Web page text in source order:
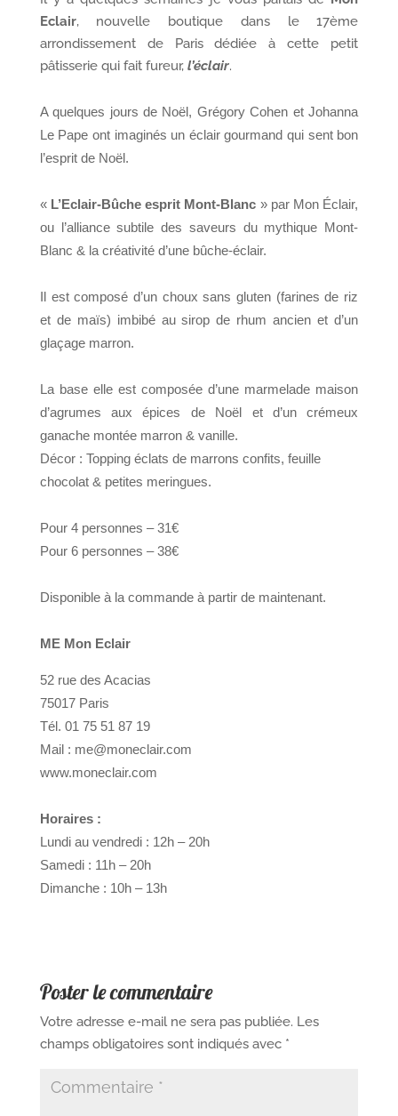
Eclair, nouvelle boutique dans le 17ème
arrondissement de Paris dédiée à cette petit
pâtisserie qui fait fureur, l’éclair.
A quelques jours de Noël, Grégory Cohen et Johanna
Le Pape ont imaginés un éclair gourmand qui sent bon
l’esprit de Noël.
« L’Eclair-Bûche esprit Mont-Blanc » par Mon Éclair,
ou l’alliance subtile des saveurs du mythique Mont-
Blanc & la créativité d’une bûche-éclair.
Il est composé d’un choux sans gluten (farines de riz
et de maïs) imbibé au sirop de rhum ancien et d’un
glaçage marron.
La base elle est composée d’une marmelade maison
d’agrumes aux épices de Noël et d’un crémeux
ganache montée marron & vanille.
Décor : Topping éclats de marrons confits, feuille
chocolat & petites meringues.
Pour 4 personnes – 31€
Pour 6 personnes – 38€
Disponible à la commande à partir de maintenant.
ME Mon Eclair
52 rue des Acacias
75017 Paris
Tél. 01 75 51 87 19
Mail : me@moneclair.com
www.moneclair.com
Horaires :
Lundi au vendredi : 12h – 20h
Samedi : 11h – 20h
Dimanche : 10h – 13h
Poster le commentaire
Votre adresse e-mail ne sera pas publiée. Les
champs obligatoires sont indiqués avec *